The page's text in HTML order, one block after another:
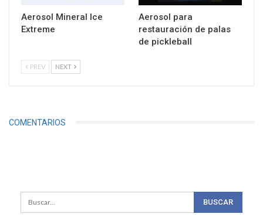
Aerosol Mineral Ice
Extreme
Aerosol para
restauración de palas
de pickleball
PREV NEXT
COMENTARIOS